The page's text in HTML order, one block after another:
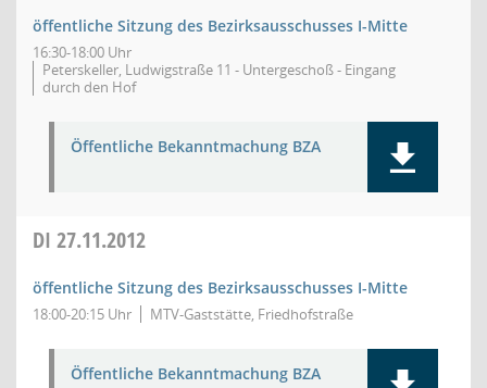
öffentliche Sitzung des Bezirksausschusses I-Mitte
16:30-18:00 Uhr
Peterskeller, Ludwigstraße 11 - Untergeschoß - Eingang
durch den Hof
Öffentliche Bekanntmachung BZA
DI 27.11.2012
öffentliche Sitzung des Bezirksausschusses I-Mitte
18:00-20:15 Uhr MTV-Gaststätte, Friedhofstraße
Öffentliche Bekanntmachung BZA